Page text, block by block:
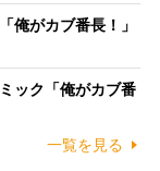
俺がカブ番長！」
ック「俺がカブ番
一覧を見る